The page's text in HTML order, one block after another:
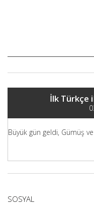
İlk Türkçe
Büyük gün geldi, Gümüş
SOSYAL